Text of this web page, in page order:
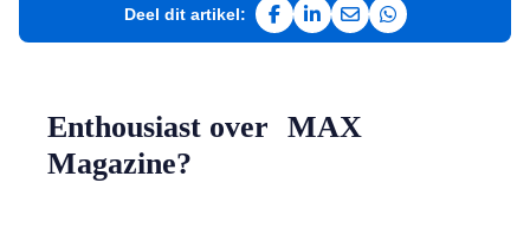
Deel dit artikel:
Deel op Facebook
Deel op LinkedIn
Deel via e-mail
Deel via
Enthousiast over MAX
Magazine?